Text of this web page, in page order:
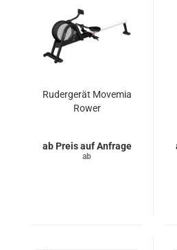
Rudergerät Movemia
Rower
Preis auf Anfrage